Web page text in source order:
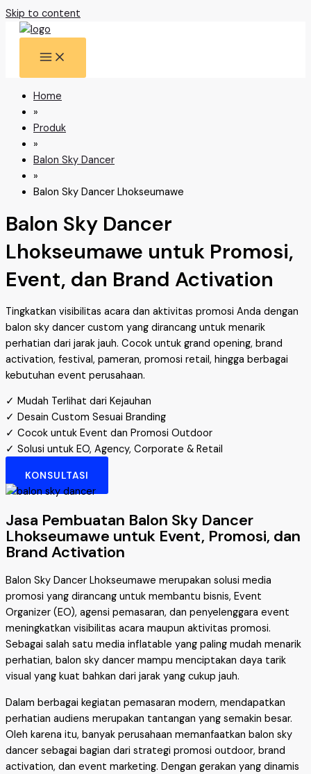
Skip to content
Home
»
Produk
»
Balon Sky Dancer
»
Balon Sky Dancer Lhokseumawe
Balon Sky Dancer
Lhokseumawe untuk Promosi,
Event, dan Brand Activation
Tingkatkan visibilitas acara dan aktivitas promosi Anda dengan
balon sky dancer custom yang dirancang untuk menarik
perhatian dari jarak jauh. Cocok untuk grand opening, brand
activation, festival, pameran, promosi retail, hingga berbagai
kebutuhan event perusahaan.
✓ Mudah Terlihat dari Kejauhan
✓ Desain Custom Sesuai Branding
✓ Cocok untuk Event dan Promosi Outdoor
✓ Solusi untuk EO, Agency, Corporate & Retail
KONSULTASI
Jasa Pembuatan Balon Sky Dancer
Lhokseumawe untuk Event, Promosi, dan
Brand Activation
Balon Sky Dancer Lhokseumawe merupakan solusi media
promosi yang dirancang untuk membantu bisnis, Event
Organizer (EO), agensi pemasaran, dan penyelenggara event
meningkatkan visibilitas acara maupun aktivitas promosi.
Sebagai salah satu media inflatable yang paling mudah menarik
perhatian, balon sky dancer mampu menciptakan daya tarik
visual yang kuat bahkan dari jarak yang cukup jauh.
Dalam berbagai kegiatan pemasaran modern, mendapatkan
perhatian audiens merupakan tantangan yang semakin besar.
Oleh karena itu, banyak perusahaan memanfaatkan balon sky
dancer sebagai bagian dari strategi promosi outdoor, brand
activation, dan event marketing. Dengan gerakan yang dinamis